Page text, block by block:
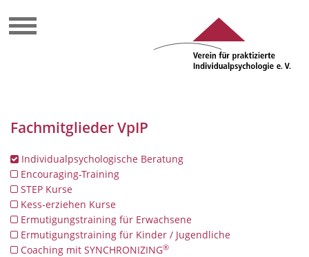
Fachmitglieder VpIP
Individualpsychologische Beratung
Encouraging-Training
STEP Kurse
Kess-erziehen Kurse
Ermutigungstraining für Erwachsene
Ermutigungstraining für Kinder / Jugendliche
Coaching mit SYNCHRONIZING®